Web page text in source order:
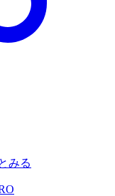
みる